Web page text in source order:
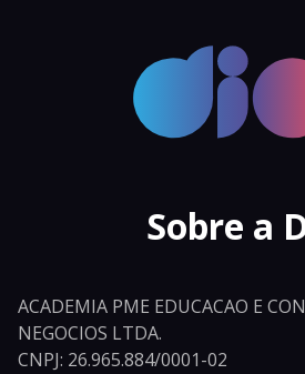
Sobre a
ACADEMIA PME EDUCACAO E
NEGOCIOS LTDA.
CNPJ: 26.965.884/0001-02